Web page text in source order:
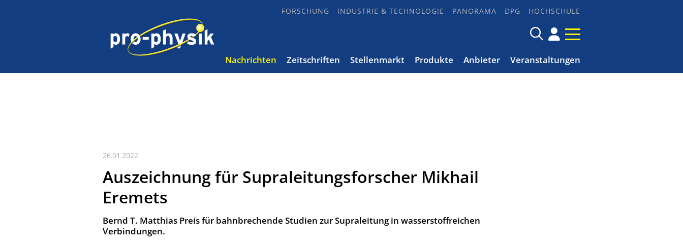
FORSCHUNG INDUSTRIE & TECHNOLOGIE PANORAMA DPG HOCHSCHULE
Nachrichten Zeitschriften Stellenmarkt Produkte Anbieter Veranstaltungen
26.01.2022
Auszeichnung für Supraleitungsforscher Mikhail
Eremets
Bernd T. Matthias Preis für bahnbrechende Studien zur Supraleitung in wasserstoffreichen
Verbindungen.